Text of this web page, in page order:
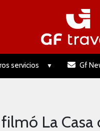
servicios Gf
La Casa